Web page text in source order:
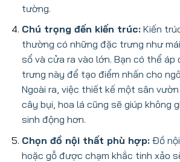
tường.
Chú trọng đến kiến trúc:Kiến
thường có những đặc trưng như
sổ và cửa ra vào lớn. Bạn có thể áp
trưng này để tạo điểm nhấn cho
Ngoài ra, việc thiết kế một sân
cây bụi, hoa lá cũng sẽ giúp không
sinh động hơn.
Chọn đồ nội thất phù hợp:Đồ
hoặc gỗ được chạm khắc tinh xảo